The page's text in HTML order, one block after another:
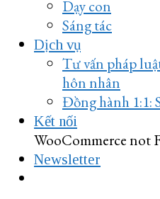
Dạy con
Sáng tác
Dịch vụ
Tư vấn pháp
hôn nhân
Đồng hành 1:1:
Kết nối
WooCommerce not
Newsletter